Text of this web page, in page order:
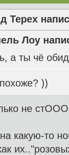
Терех
Лоу
а ты чё
))
не
какую-то